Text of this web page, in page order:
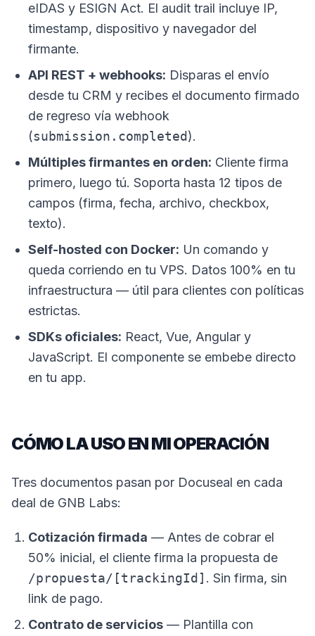
eIDAS y ESIGN Act. El audit trail incluye IP,
timestamp, dispositivo y navegador del
firmante.
API REST + webhooks: Disparas el envío
desde tu CRM y recibes el documento firmado
de regreso vía webhook
(submission.completed).
Múltiples firmantes en orden: Cliente firma
primero, luego tú. Soporta hasta 12 tipos de
campos (firma, fecha, archivo, checkbox,
texto).
Self-hosted con Docker: Un comando y
queda corriendo en tu VPS. Datos 100% en tu
infraestructura — útil para clientes con políticas
estrictas.
SDKs oficiales: React, Vue, Angular y
JavaScript. El componente se embebe directo
en tu app.
CÓMO LA USO EN MI OPERACIÓN
Tres documentos pasan por Docuseal en cada
deal de GNB Labs:
Cotización firmada — Antes de cobrar el
50% inicial, el cliente firma la propuesta de
/propuesta/[trackingId] . Sin firma, sin
link de pago.
Contrato de servicios — Plantilla con